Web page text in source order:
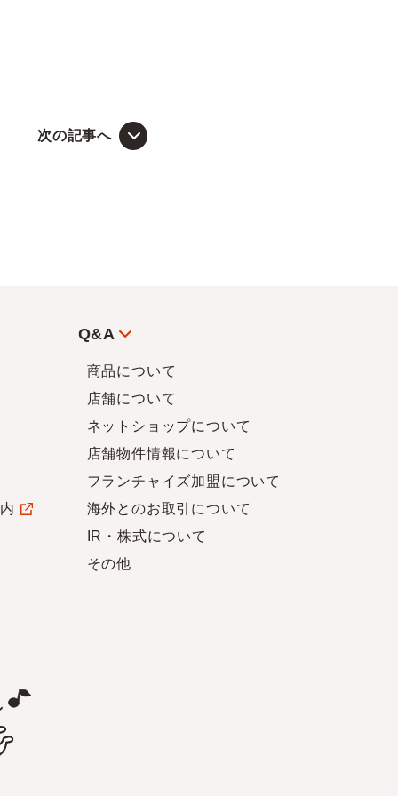
次の記事へ
Q&A
商品について
店舗について
ネットショップについて
店舗物件情報について
フランチャイズ加盟について
海外とのお取引について
IR・株式について
その他